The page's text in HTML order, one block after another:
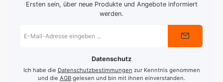
Ersten sein, über neue Produkte und Angebote informiert
werden.
Mail-
Datenschutz
Ich habe die Datenschutzbestimmungen zur Kenntnis genommen
und die AGB gelesen und bin mit ihnen einverstanden.